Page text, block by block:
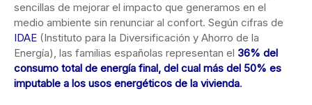
sencillas de mejorar el impacto que generamos en el
medio ambiente sin renunciar al confort. Según cifras de
IDAE (Instituto para la Diversificación y Ahorro de la
Energía), las familias españolas representan el 36% del
consumo total de energía final, del cual más del 50% es
imputable a los usos energéticos de la vivienda.